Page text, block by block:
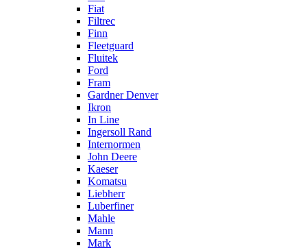
Fiat
Filtrec
Finn
Fleetguard
Fluitek
Ford
Fram
Gardner Denver
Ikron
In Line
Ingersoll Rand
Internormen
John Deere
Kaeser
Komatsu
Liebherr
Luberfiner
Mahle
Mann
Mark